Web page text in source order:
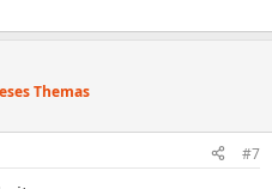
Themas
#7